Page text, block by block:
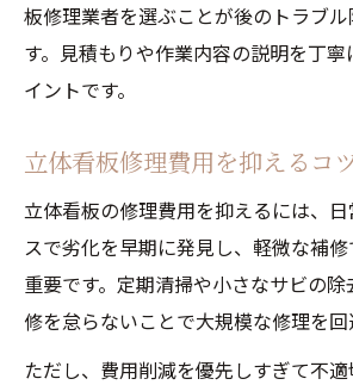
板修理業者を選ぶことが後のトラブ
す。見積もりや作業内容の説明を丁
イントです。
立体看板修理費用を抑えるコ
立体看板の修理費用を抑えるには、
スで劣化を早期に発見し、軽微な補
重要です。定期清掃や小さなサビの
修を怠らないことで大規模な修理を回
ただし、費用削減を優先しすぎて不